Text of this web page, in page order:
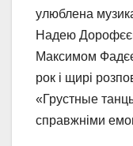
улюблена
Надею
Максимом
рок і щирі
«Грустные
справжніми